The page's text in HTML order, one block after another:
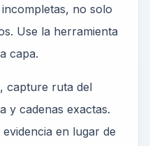
no solo
Use la herramienta
capa.
capture ruta del
y cadenas exactas.
en lugar de